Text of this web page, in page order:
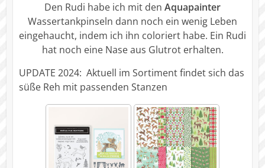
Den Rudi habe ich mit den Aquapainter
Wassertankpinseln dann noch ein wenig Leben
eingehaucht, indem ich ihn coloriert habe. Ein Rudi
hat noch eine Nase aus Glutrot erhalten.
UPDATE 2024: Aktuell im Sortiment findet sich das
süße Reh mit passenden Stanzen